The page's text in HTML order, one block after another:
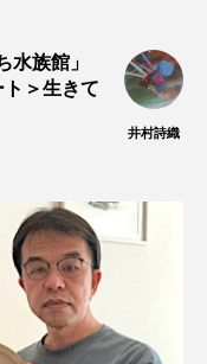
シマドジョウ
ヨコエビ
サール条約
水族館」
＞生きて
井村詩織